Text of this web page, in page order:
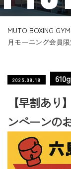
MUTO BOXING GYM
月モーニング会員
2025.08.18
【早割あり
ンペーンの